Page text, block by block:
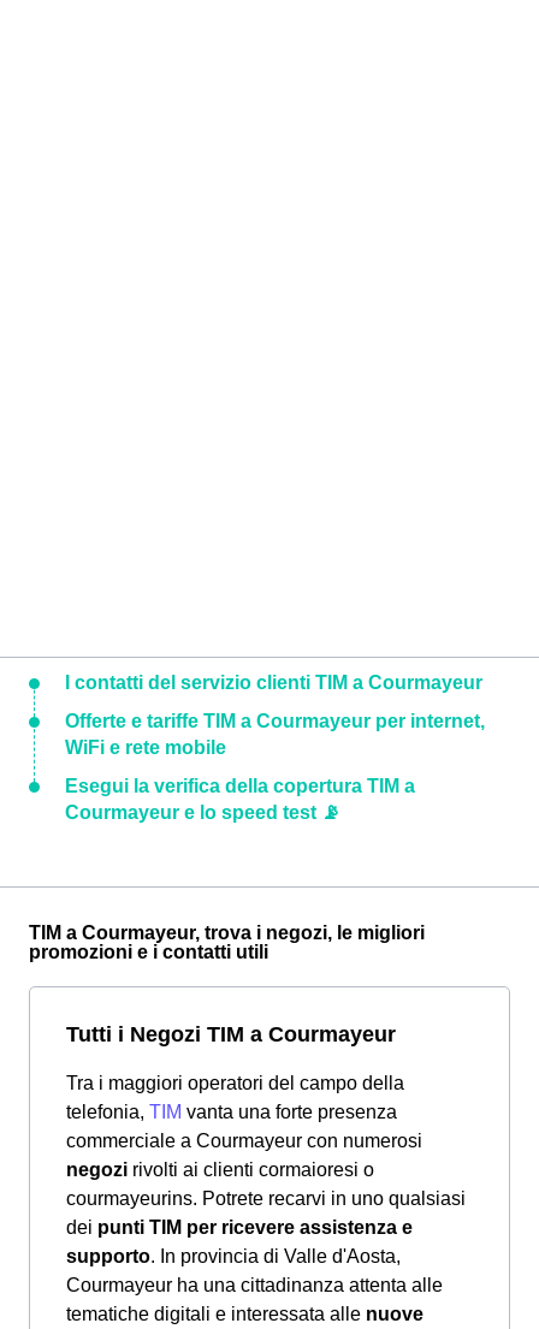
I contatti del servizio clienti TIM a Courmayeur
Offerte e tariffe TIM a Courmayeur per internet,
WiFi e rete mobile
Esegui la verifica della copertura TIM a
Courmayeur e lo speed test 📡
TIM a Courmayeur, trova i negozi, le migliori
promozioni e i contatti utili
Tutti i Negozi TIM a Courmayeur
Tra i maggiori operatori del campo della
telefonia, TIM vanta una forte presenza
commerciale a Courmayeur con numerosi
negozi rivolti ai clienti cormaioresi o
courmayeurins. Potrete recarvi in uno qualsiasi
dei punti TIM per ricevere assistenza e
supporto. In provincia di Valle d'Aosta,
Courmayeur ha una cittadinanza attenta alle
tematiche digitali e interessata alle nuove